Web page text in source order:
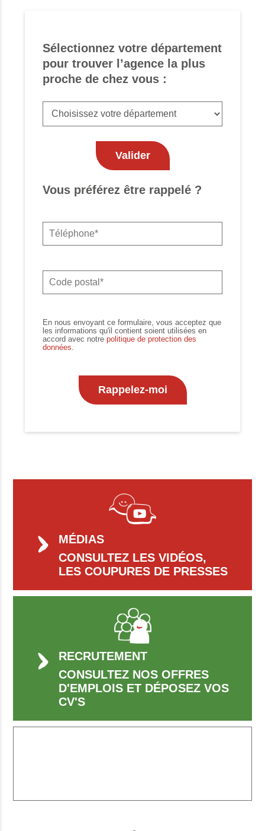
Sélectionnez votre département
pour trouver l’agence la plus
proche de chez vous :
Vous préférez être rappelé ?
En nous envoyant ce formulaire, vous acceptez que
les informations qu'il contient soient utilisées en
accord avec notrepolitique de protection des
données.
MÉDIAS
CONSULTEZ LES VIDÉOS,
LES COUPURES DE PRESSES
RECRUTEMENT
CONSULTEZ NOS OFFRES
D'EMPLOIS ET DÉPOSEZ VOS
CV'S